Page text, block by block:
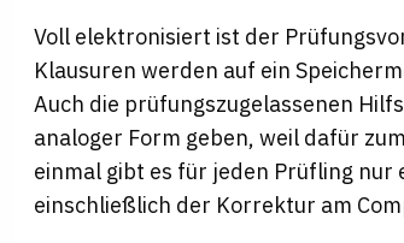
Voll elektronisiert ist der
Klausuren werden auf ein
Auch die prüfungszugelassenen
analoger Form geben, weil dafür
einmal gibt es für jeden Prüfling nur
einschließlich der Korrektur am